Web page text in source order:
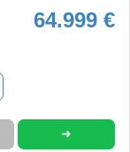
64.999 €
➜